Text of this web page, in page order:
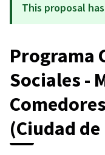
This proposal
Programa
Sociales -
(Ciudad